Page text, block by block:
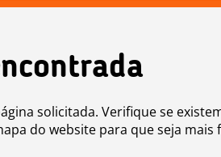
solicitada. Verifique se
do website para que seja mais